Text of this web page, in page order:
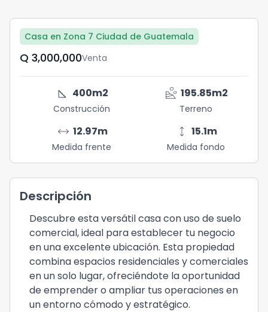
Casa en Zona 7 Ciudad de Guatemala
Q	3,000,000Venta
square_foot 400m2
Construcción
landslide 195.85m2
Terreno
arrow_range 12.97m
Medida frente
height 15.1m
Medida fondo
Descripción
Descubre esta versátil casa con uso de suelo
comercial, ideal para establecer tu negocio
en una excelente ubicación. Esta propiedad
combina espacios residenciales y comerciales
en un solo lugar, ofreciéndote la oportunidad
de emprender o ampliar tus operaciones en
un entorno cómodo y estratégico.